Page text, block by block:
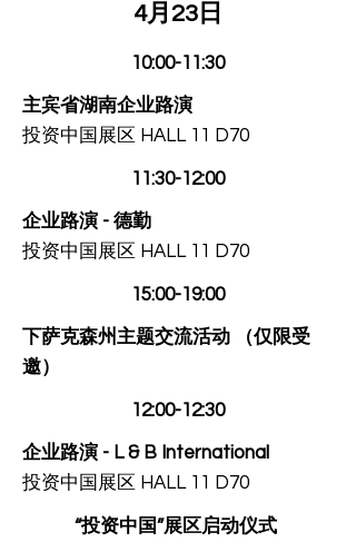
4月23日
10:00-11:30
​主宾省湖南企业路演
投资中国展区 HALL 11 D70
11:30-12:00
企业路演 - 德勤
投资中国展区 HALL 11 D70
15:00-19:00
下萨克森州主题交流活动 （仅限受
邀）
12:00-12:30
企业路演 - L & B International
投资中国展区 HALL 11 D70
“投资中国”展区启动仪式